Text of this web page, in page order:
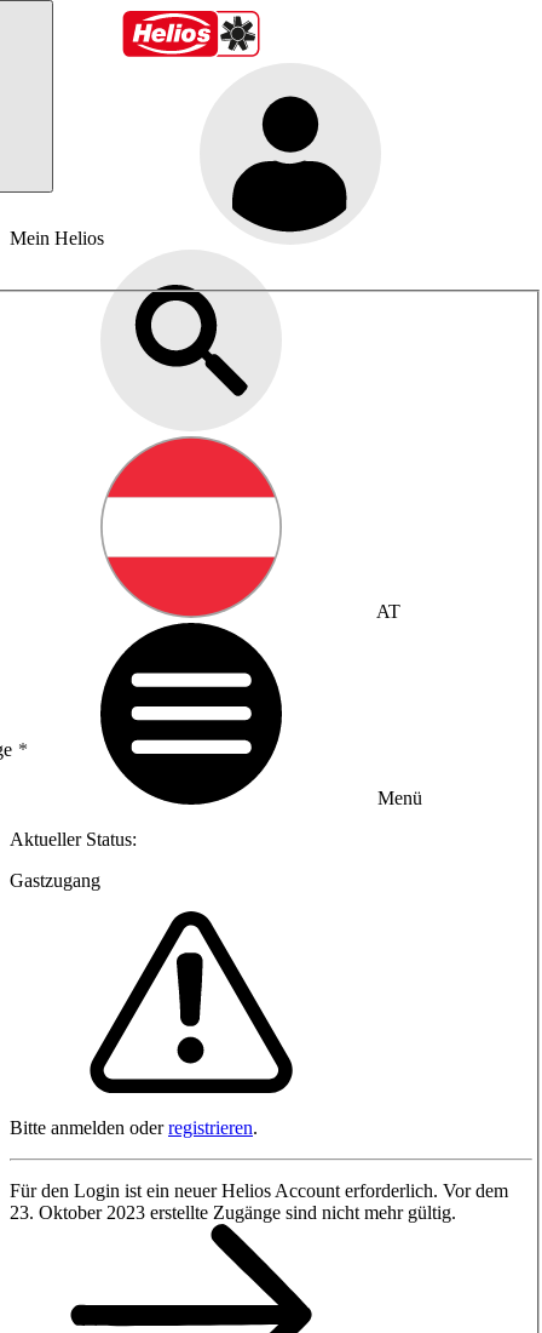
Mein Helios
AT
Menü
Aktueller Status:
Gastzugang
Bitte anmelden oderregistrieren.
Für den Login ist ein neuer Helios Account erforderlich. Vor dem
23. Oktober 2023 erstellte Zugänge sind nicht mehr gültig.